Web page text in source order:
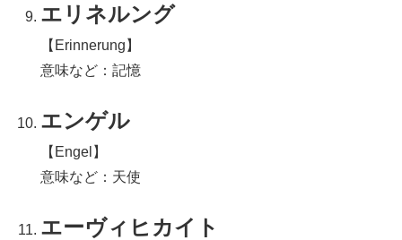
エリネルング
【Erinnerung】
意味など：記憶
エンゲル
【Engel】
意味など：天使
エーヴィヒカイト